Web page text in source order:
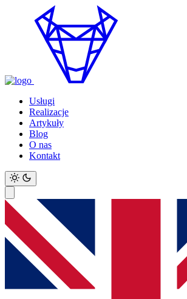
Usługi
Realizacje
Artykuły
Blog
O nas
Kontakt